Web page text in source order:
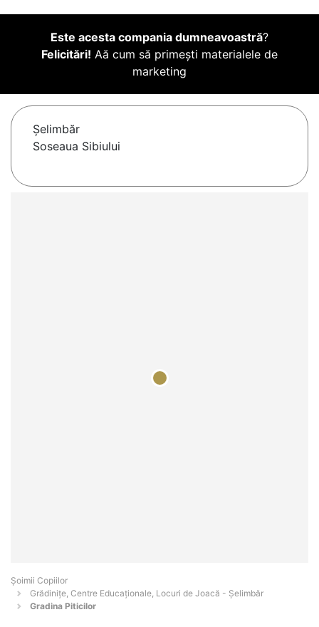
Este acesta compania dumneavoastră?
Felicitări! Aă cum să primești materialele de
marketing
Şelimbăr
Soseaua Sibiului
Șoimii Copiilor
Grădinițe, Centre Educaționale, Locuri de Joacă - Şelimbăr
Gradina Piticilor